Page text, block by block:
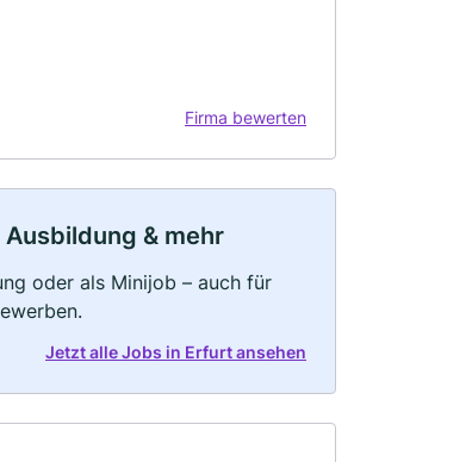
Firma bewerten
& mehr
oder als Minijob – auch für
Jetzt alle Jobs in Erfurt ansehen